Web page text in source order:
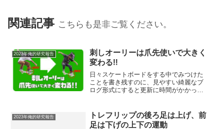
関連記事 こちらも是非ご覧ください。
2023年俺的研究報告
刺しオーリーは爪先使いで大きく
変わる!!
日々スケートボードをする中でみつけた
ことを書き残すのに、見やすい綺麗なブ
ログ形式にすると更新に時間がかかって
な感じで投稿させてもらいます！スケボ
ーをする上で結構大事なこ...
2023年俺的研究報告
トレフリップの後ろ足は上げ、前
足は下げの上下の運動